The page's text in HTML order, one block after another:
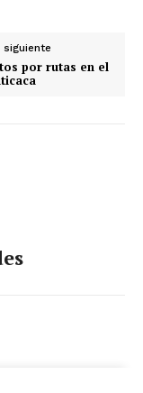
por rutas en el